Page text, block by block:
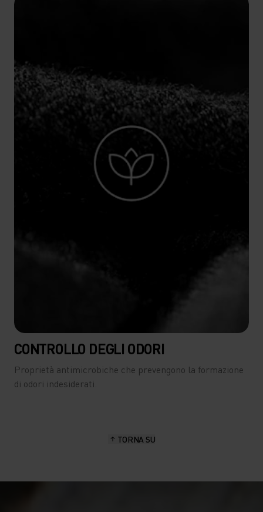
CONTROLLO DEGLI ODORI
Proprietà antimicrobiche che prevengono la formazione
di odori indesiderati.
TORNA SU